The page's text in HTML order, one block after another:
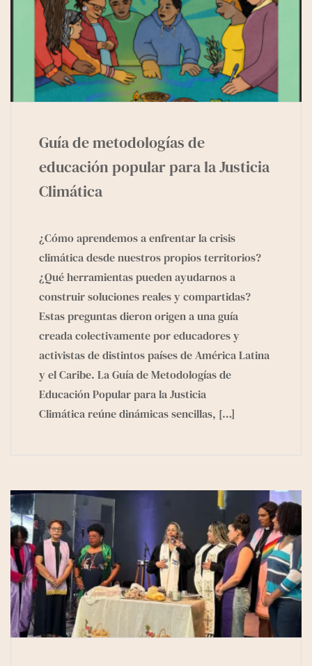
Guía de metodologías de
educación popular para la Justicia
Climática
¿Cómo aprendemos a enfrentar la crisis
climática desde nuestros propios territorios?
¿Qué herramientas pueden ayudarnos a
construir soluciones reales y compartidas?
Estas preguntas dieron origen a una guía
creada colectivamente por educadores y
activistas de distintos países de América Latina
y el Caribe. La Guía de Metodologías de
Educación Popular para la Justicia
Climática reúne dinámicas sencillas, […]